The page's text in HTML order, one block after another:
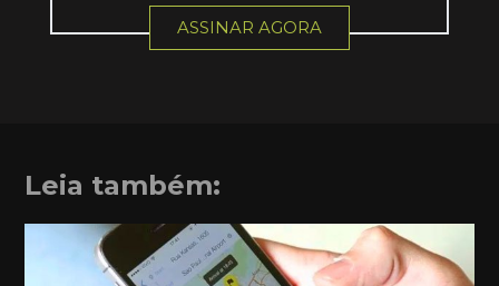
ASSINAR AGORA
Leia também: